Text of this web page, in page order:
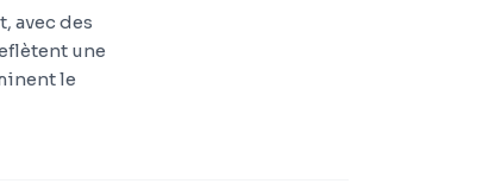
avec des
une
le